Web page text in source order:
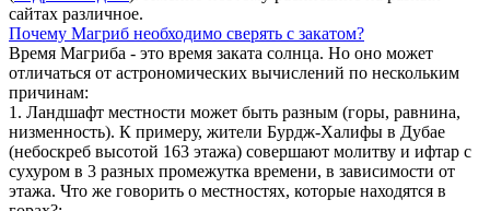
сайтах различное.
Почему Магриб необходимо сверять с закатом?
Время Магриба - это время заката солнца. Но оно может
отличаться от астрономических вычислений по нескольким
причинам:
1. Ландшафт местности может быть разным (горы, равнина,
низменность). К примеру, жители Бурдж-Халифы в Дубае
(небоскреб высотой 163 этажа) совершают молитву и ифтар с
сухуром в 3 разных промежутка времени, в зависимости от
этажа. Что же говорить о местностях, которые находятся в